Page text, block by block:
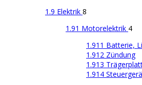
1.9 Elektrik 8
1.91 Motorelektrik 4
1.911 Batterie,
1.912 Zündung
1.913
1.914